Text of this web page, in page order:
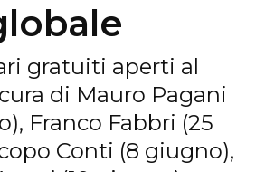
gratuiti aperti al
di Mauro Pagani
Franco Fabbri (25
Conti (8 giugno),